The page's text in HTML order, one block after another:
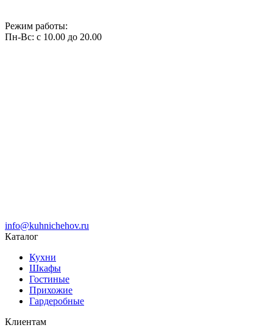
Режим работы:
Пн-Вс: с 10.00 до 20.00
info@kuhnichehov.ru
Каталог
Кухни
Шкафы
Гостиные
Прихожие
Гардеробные
Клиентам